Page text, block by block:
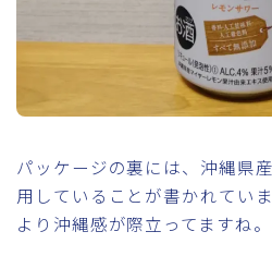
パッケージの裏には、沖縄県
用していることが書かれていま
より沖縄感が際立ってますね。